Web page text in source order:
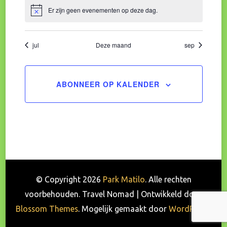
BerichtEr zijn geen evenementen op deze dag.
jul Deze maand sep
ABONNEER OP KALENDER
© Copyright 2026 Park Matilo. Alle rechten
voorbehouden. Travel Nomad | Ontwikkeld door
Blossom Themes. Mogelijk gemaakt door WordPress